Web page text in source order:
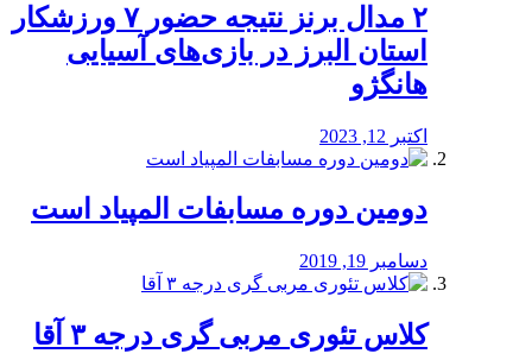
۲ مدال برنز نتیجه حضور ۷ ورزشکار
استان البرز در بازی‌های آسیایی
هانگژو
اکتبر 12, 2023
دومین دوره مسابفات المپیاد است
دسامبر 19, 2019
کلاس تئوری مربی گری درجه ۳ آقا